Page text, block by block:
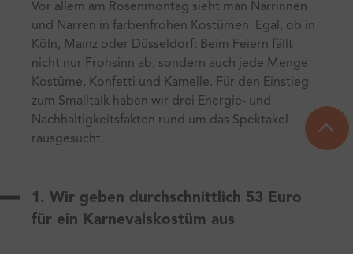
Vor allem am Rosenmontag sieht man Närrinnen
und Narren in farbenfrohen Kostümen. Egal, ob in
Köln, Mainz oder Düsseldorf: Beim Feiern fällt
nicht nur Frohsinn ab, sondern auch jede Menge
Kostüme, Konfetti und Kamelle. Für den Einstieg
zum Smalltalk haben wir drei Energie- und
Nachhaltigkeitsfakten rund um das Spektakel
rausgesucht.
1. Wir geben durchschnittlich 53 Euro
für ein Karnevalskostüm aus